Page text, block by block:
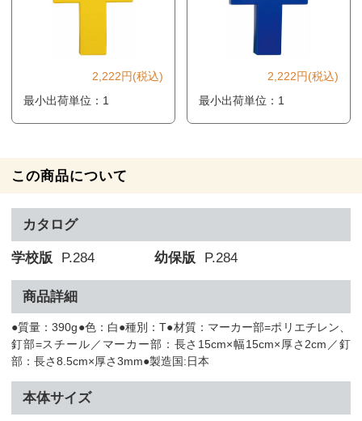
2,222円(税込)
最小出荷単位：1
2,222円(税込)
最小出荷単位：1
この商品について
カタログ
学校版 P.284 幼保版 P.284
商品詳細
●質量：390g●色：白●種別：T●材質：マーカー部=ポリエチレン、
釘部=スチール／マーカー部：長さ15cm×幅15cm×厚さ2cm／釘
部：長さ8.5cm×厚さ3mm●製造国:日本
本体サイズ